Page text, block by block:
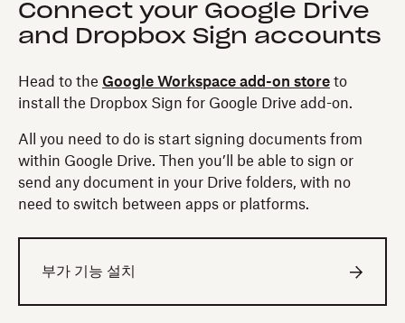
Connect your Google Drive
and Dropbox Sign accounts
Head to the Google Workspace add-on store to
install the Dropbox Sign for Google Drive add-on.
All you need to do is start signing documents from
within Google Drive. Then you’ll be able to sign or
send any document in your Drive folders, with no
need to switch between apps or platforms.
부가 기능 설치